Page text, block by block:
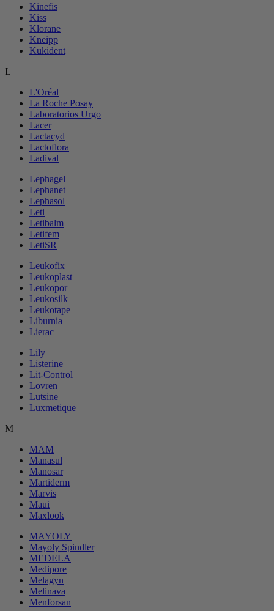
Kinefis
Kiss
Klorane
Kneipp
Kukident
L
L'Oréal
La Roche Posay
Laboratorios Urgo
Lacer
Lactacyd
Lactoflora
Ladival
Lephagel
Lephanet
Lephasol
Leti
Letibalm
Letifem
LetiSR
Leukofix
Leukoplast
Leukopor
Leukosilk
Leukotape
Liburnia
Lierac
Lily
Listerine
Lit-Control
Lovren
Lutsine
Luxmetique
M
MAM
Manasul
Manosar
Martiderm
Marvis
Maui
Maxlook
MAYOLY
Mayoly Spindler
MEDELA
Medipore
Melagyn
Melinava
Menforsan